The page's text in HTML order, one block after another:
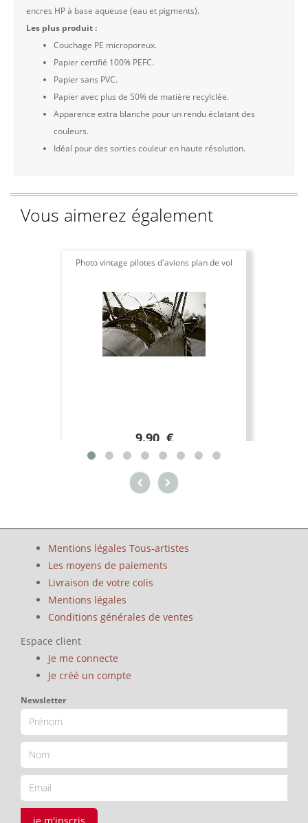
encres HP à base aqueuse (eau et pigments).
Les plus produit :
Couchage PE microporeux.
Papier certifié 100% PEFC.
Papier sans PVC.
Papier avec plus de 50% de matière recylclée.
Apparence extra blanche pour un rendu éclatant des
couleurs.
Idéal pour des sorties couleur en haute résolution.
Vous aimerez également
Photo vintage pilotes d'avions plan de vol
9.90 €
Mentions légales Tous-artistes
Les moyens de paiements
Livraison de votre colis
Mentions légales
Conditions générales de ventes
Espace client
Je me connecte
Je créé un compte
Newsletter
je m'inscris